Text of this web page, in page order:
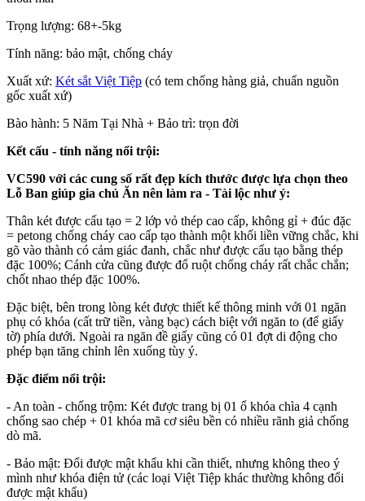
Trọng lượng: 68+-5kg
Tính năng: bảo mật, chống cháy
Xuất xứ: Két sắt Việt Tiệp (có tem chống hàng giả, chuẩn nguồn
gốc xuất xứ)
Bào hành: 5 Năm Tại Nhà + Bảo trì: trọn đời
Kết cấu - tính năng nổi trội:
VC590 với các cung số rất đẹp kích thước được lựa chọn theo
Lỗ Ban giúp gia chủ Ăn nên làm ra - Tài lộc như ý:
Thân két được cấu tạo = 2 lớp vỏ thép cao cấp, không gỉ + đúc đặc
= petong chống cháy cao cấp tạo thành một khối liền vững chắc, khi
gõ vào thành có cảm giác đanh, chắc như được cấu tạo bằng thép
đặc 100%; Cánh cửa cũng được đổ ruột chống cháy rất chắc chắn;
chốt nhao thép đặc 100%.
Đặc biệt, bên trong lòng két được thiết kế thông minh với 01 ngăn
phụ có khóa (cất trữ tiền, vàng bạc) cách biệt với ngăn to (để giấy
tờ) phía dưới. Ngoài ra ngăn đề giấy cũng có 01 đợt di động cho
phép bạn tăng chỉnh lên xuống tùy ý.
Đặc điểm nổi trội:
- An toàn - chống trộm: Két được trang bị 01 ổ khóa chìa 4 cạnh
chống sao chép + 01 khóa mã cơ siêu bền có nhiều rãnh giả chống
dò mã.
- Bảo mật: Đổi được mật khẩu khi cần thiết, nhưng không theo ý
mình như khóa điện tử (các loại Việt Tiệp khác thường không đổi
được mật khẩu)